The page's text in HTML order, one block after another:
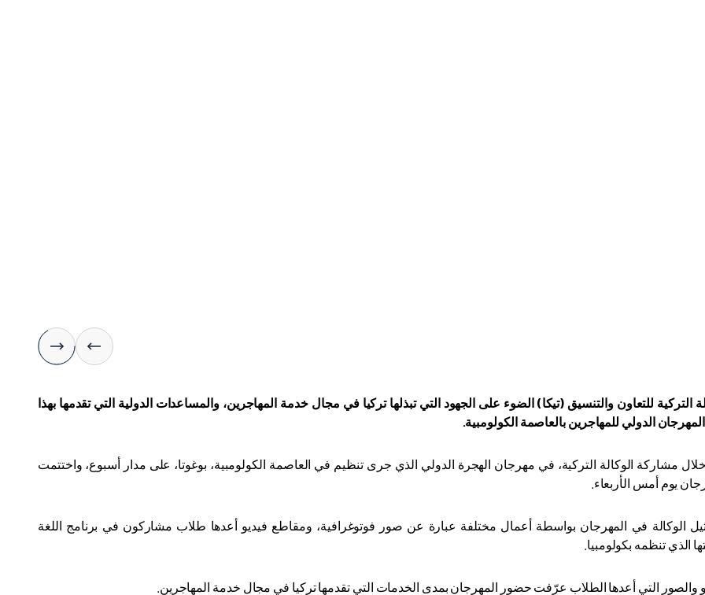
للتعاون والتنسيق (تيكا) الضوء على الجهود التي تبذلها تركيا في مجال خدمة المهاجرين، والمساعدات الدولية التي تقدمها بهذا
الدولي للمهاجرين بالعاصمة الكولومبية.
مشاركة الوكالة التركية، في مهرجان الهجرة الدولي الذي جرى تنظيم في العاصمة الكولومبية، بوغوتا، على مدار أسبوع، واختتمت
يوم أمس الأربعاء.
الوكالة في المهرجان بواسطة أعمال مختلفة عبارة عن صور فوتوغرافية، ومقاطع فيديو أعدها طلاب مشاركون في برنامج اللغة
الذي تنظمه بكولومبيا
والصور التي أعدها الطلاب عرّفت حضور المهرجان بمدى الخدمات التي تقدمها تركيا في مجال خدمة المهاجرين